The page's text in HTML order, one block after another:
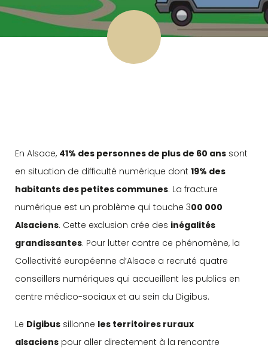
En Alsace, 41% des personnes de plus de 60 ans sont
en situation de difficulté numérique dont 19% des
habitants des petites communes. La fracture
numérique est un problème qui touche 300 000
Alsaciens. Cette exclusion crée des inégalités
grandissantes. Pour lutter contre ce phénomène, la
Collectivité européenne d’Alsace a recruté quatre
conseillers numériques qui accueillent les publics en
centre médico-sociaux et au sein du Digibus.
Le Digibus sillonne les territoires ruraux
alsaciens pour aller directement à la rencontre